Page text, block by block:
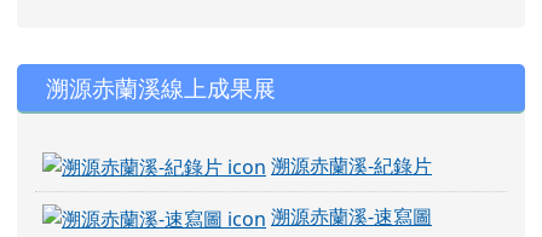
右邊區域內容
溯源赤蘭溪線上成果展
溯源赤蘭溪-紀錄片
溯源赤蘭溪-速寫圖